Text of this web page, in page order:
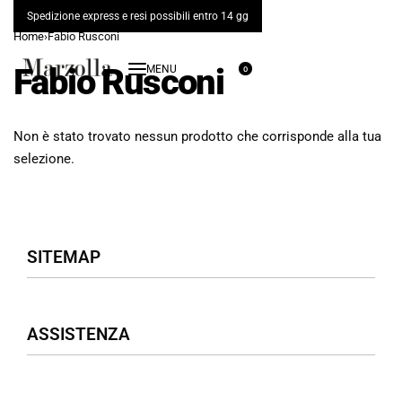
Spedizione express e resi possibili entro 14 gg
0
Home›Fabio Rusconi
Fabio Rusconi
Non è stato trovato nessun prodotto che corrisponde alla tua
selezione.
SITEMAP
Donna
ASSISTENZA